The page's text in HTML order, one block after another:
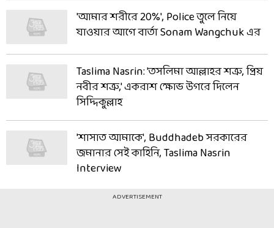
'আমার শরীরে 20%', Police তুলে নিয়ে
যাওয়ার আগে বার্তা Sonam Wangchuk এর
Taslima Nasrin: 'তসলিমা আল্লাহর শত্রু, প্রিয়
নবীর শত্রু,' একরাশ ক্ষোভ উগরে দিলেন
সিদ্দিকুল্লাহ
'শাসাত আমাকে', Buddhadeb সরকারের
জমানার সেই কাহিনি, Taslima Nasrin
Interview
ADVERTISEMENT